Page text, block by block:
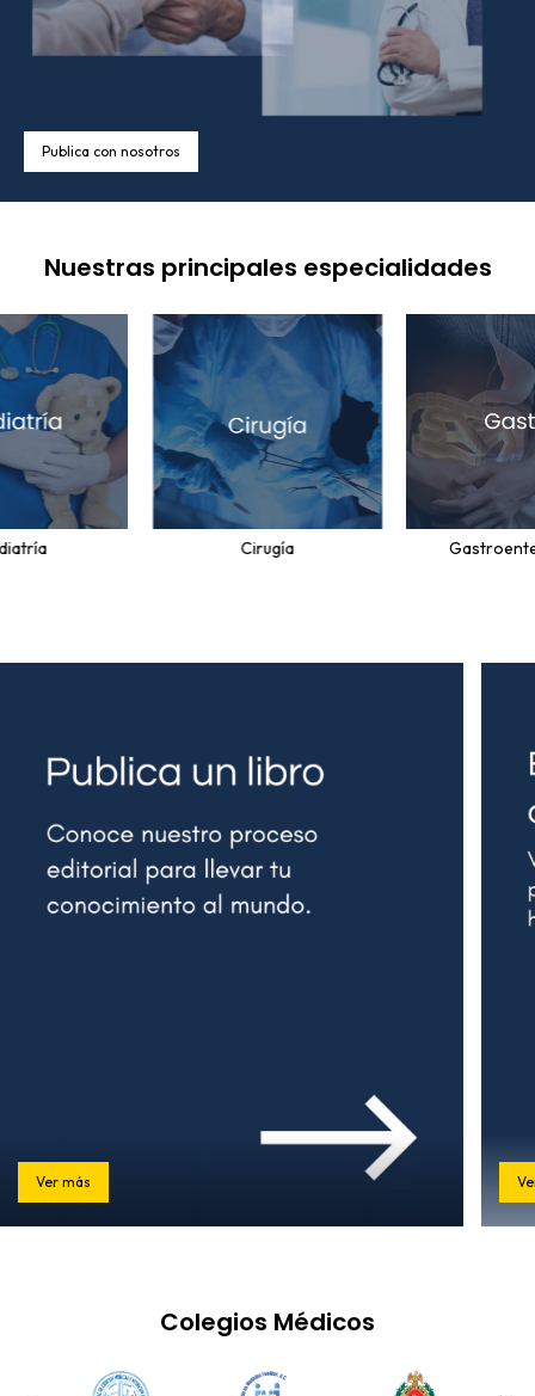
Publica con nosotros
Nuestras principales especialidades
Cirugía
Ver más
Colegios Médicos